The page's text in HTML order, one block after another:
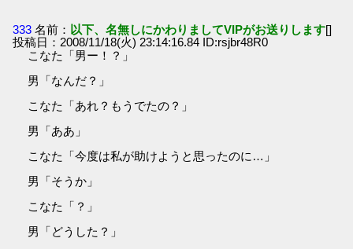
333 名前： 以下、名無しにかわりましてVIPがお送りします[]
投稿日：2008/11/18(火) 23:14:16.84 ID:rsjbr48R0
こなた「男ー！？」
男「なんだ？」
こなた「あれ？もうでたの？」
男「ああ」
こなた「今度は私が助けようと思ったのに…」
男「そうか」
こなた「？」
男「どうした？」